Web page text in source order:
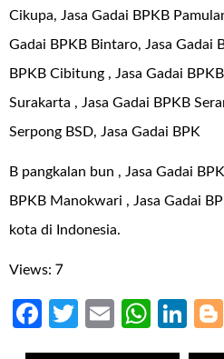
Cikupa, Jasa Gadai BPKB
Gadai BPKB Bintaro, Jasa Gadai
BPKB Cibitung , Jasa Gadai
Surakarta , Jasa Gadai BPKB
Serpong BSD, Jasa Gadai BPK
B pangkalan bun , Jasa Gadai
BPKB Manokwari , Jasa Gadai
kota di Indonesia.
Views: 7
Facebook
Twitter
Email